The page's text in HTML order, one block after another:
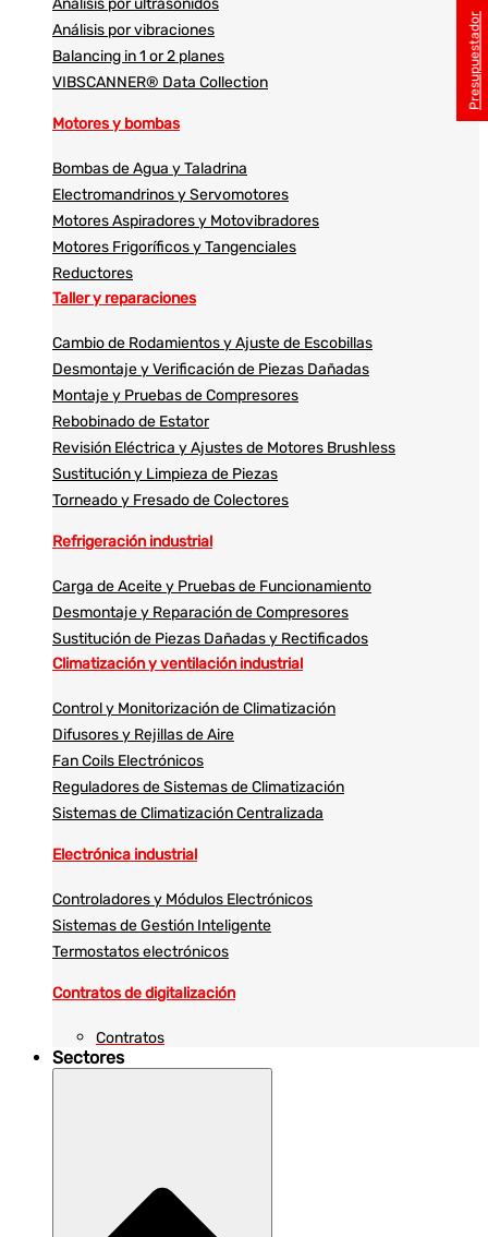
Análisis por ultrasonidos​​
Análisis por vibraciones
Balancing in 1 or 2 planes
VIBSCANNER® Data Collection
Motores y bombas
Bombas de Agua y Taladrina
Electromandrinos y Servomotores
Motores Aspiradores y Motovibradores
Motores Frigoríficos y Tangenciales
Reductores
Taller y reparaciones
Cambio de Rodamientos y Ajuste de Escobillas
Desmontaje y Verificación de Piezas Dañadas
Montaje y Pruebas de Compresores
Rebobinado de Estator
Revisión Eléctrica y Ajustes de Motores Brushless
Sustitución y Limpieza de Piezas
Torneado y Fresado de Colectores
Refrigeración industrial
Carga de Aceite y Pruebas de Funcionamiento
Desmontaje y Reparación de Compresores
Sustitución de Piezas Dañadas y Rectificados
Climatización y ventilación industrial
Control y Monitorización de Climatización
Difusores y Rejillas de Aire
Fan Coils Electrónicos
Reguladores de Sistemas de Climatización
Sistemas de Climatización Centralizada
Electrónica industrial
Controladores y Módulos Electrónicos
Sistemas de Gestión Inteligente
Termostatos electrónicos
Contratos de digitalización
Contratos
Sectores
Presupuestador